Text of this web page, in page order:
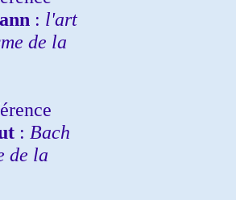
: l'art
de la
: Bach
de la